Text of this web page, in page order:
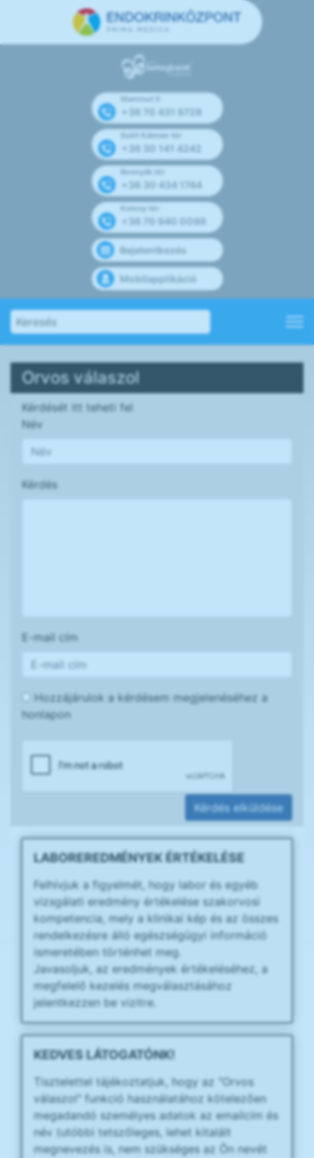
Mammut II
+36 70 431 9728
Széll Kálmán tér
+36 30 141 4242
Bosnyák tér
+36 30 434 1744
Kolosy tér
+36 70 940 0099
Bejelentkezés
Mobilapplikáció
Orvos válaszol
Kérdését itt teheti fel
Név
Kérdés
E-mail cím
Hozzájárulok a kérdésem megjelenéséhez a
honlapon
Kérdés elküldése
LABOREREDMÉNYEK ÉRTÉKELÉSE
Felhívjuk a figyelmét, hogy labor és egyéb
vizsgálati eredmény értékelése szakorvosi
kompetencia, mely a klinikai kép és az összes
rendelkezésre álló egészségügyi információ
ismeretében történhet meg.
Javasoljuk, az eredmények értékeléséhez, a
megfelelő kezelés megválasztásához
jelentkezzen be vizitre.
KEDVES LÁTOGATÓNK!
Tisztelettel tájékoztatjuk, hogy az "Orvos
válaszol" funkció használatához kötelezően
megadandó személyes adatok az emailcím és
név (utóbbi tetszőleges, lehet kitalált
megnevezés is, nem szükséges az Ön nevét